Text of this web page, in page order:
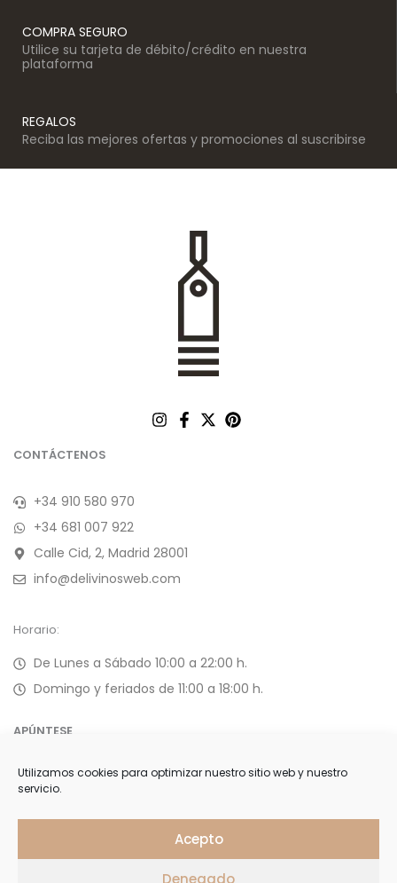
Utilizamos cookies para optimizar nuestro sitio web y nuestro
servicio.
Acepto
Denegado
COMPRA SEGURO
Utilice su tarjeta de débito/crédito en nuestra
plataforma
REGALOS
Reciba las mejores ofertas y promociones al suscribirse
CONTÁCTENOS
+34 910 580 970
+34 681 007 922
Calle Cid, 2, Madrid 28001
info@delivinosweb.com
Horario:
De Lunes a Sábado 10:00 a 22:00 h.
Domingo y feriados de 11:00 a 18:00 h.
APÚNTESE
Forme parte de nuestra selecta lista de clientes y reciba